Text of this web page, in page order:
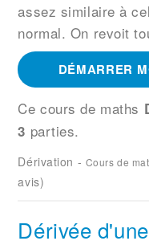
assez similaire à
normal. On revoit
DÉMARRER
Ce cours de maths
3 parties.
Dérivation - Cours de
avis)
Dérivée